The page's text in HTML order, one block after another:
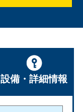
設備・詳細情報